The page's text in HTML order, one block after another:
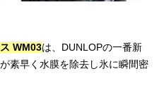
WM03は、DUNLOPの一番新
素早く水膜を除去し氷に瞬間密